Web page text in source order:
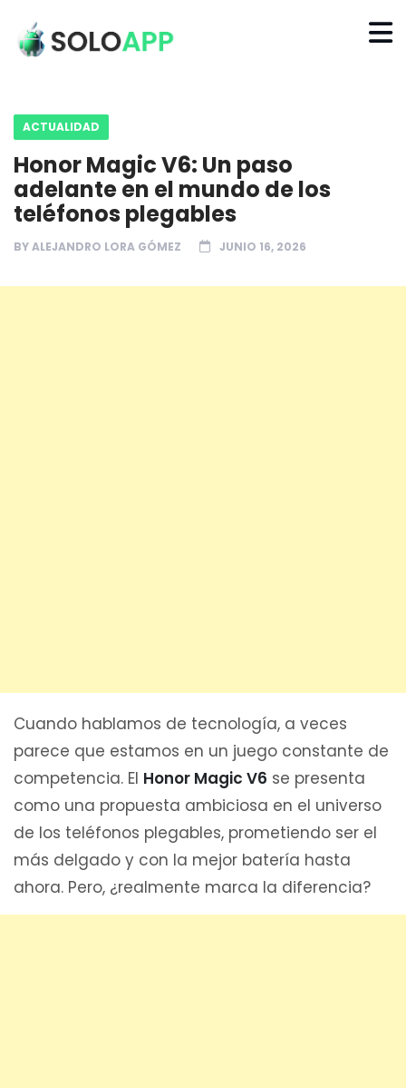
ACTUALIDAD
Honor Magic V6: Un paso
adelante en el mundo de los
teléfonos plegables
BYALEJANDRO LORA GÓMEZ JUNIO 16, 2026
Cuando hablamos de tecnología, a veces
parece que estamos en un juego constante de
competencia. El Honor Magic V6 se presenta
como una propuesta ambiciosa en el universo
de los teléfonos plegables, prometiendo ser el
más delgado y con la mejor batería hasta
ahora. Pero, ¿realmente marca la diferencia?